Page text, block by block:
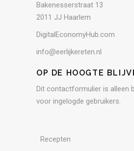
Bakenesserstraat 13
2011 JJ Haarlem
DigitalEconomyHub.com
info@eerlijkereten.nl
OP DE HOOGTE
Dit contactformulier is alleen
voor ingelogde gebruikers.
Recepten